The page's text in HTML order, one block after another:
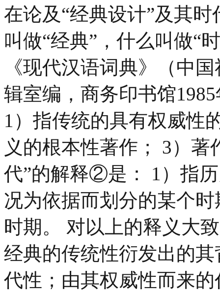
在论及“经典设计”及其
叫做“经典”，什么叫做“
《现代汉语词典》（中
辑室编，商务印书馆
1）指传统的具有权威性
义的根本性著作； 3）
代”的解释②是： 1）指
况为依据而划分的某个
时期。 对以上的释义大
经典的传统性衍发出的
代性；由其权威性而来